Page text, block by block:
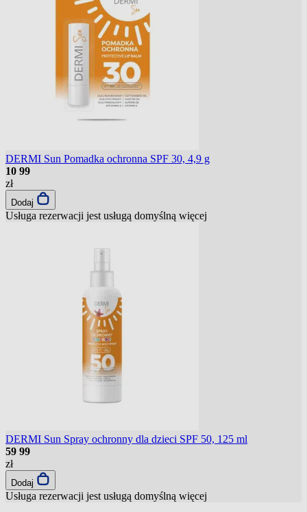
DERMI Sun Pomadka ochronna SPF 30, 4,9 g
10 99
zł
Dodaj
Usługa rezerwacji jest usługą domyślną więcej
DERMI Sun Spray ochronny dla dzieci SPF 50, 125 ml
59 99
zł
Dodaj
Usługa rezerwacji jest usługą domyślną więcej